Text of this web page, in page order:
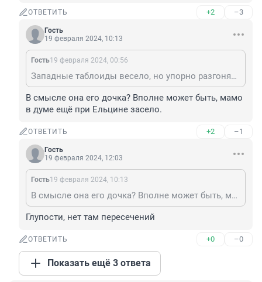
ОТВЕТИТЬ +2 –3
Гость
19 февраля 2024, 10:13
Гость19 февраля 2024, 00:56
Западные таблоиды весело, но упорно разгоняют тему «несмывной- мизулина». по ряду косвенных признаков все сходится. Впрочем, «взлет» мизулиной ничем иным объяснить невозможно.
В смысле она его дочка? Вполне может быть, мамо
в думе ещё при Ельцине засело.
ОТВЕТИТЬ +2 –1
Гость
19 февраля 2024, 12:03
Гость19 февраля 2024, 10:13
В смысле она его дочка? Вполне может быть, мамо в думе ещё при Ельцине засело.
Глупости, нет там пересечений
ОТВЕТИТЬ +0 –0
Показать ещё 3 ответа